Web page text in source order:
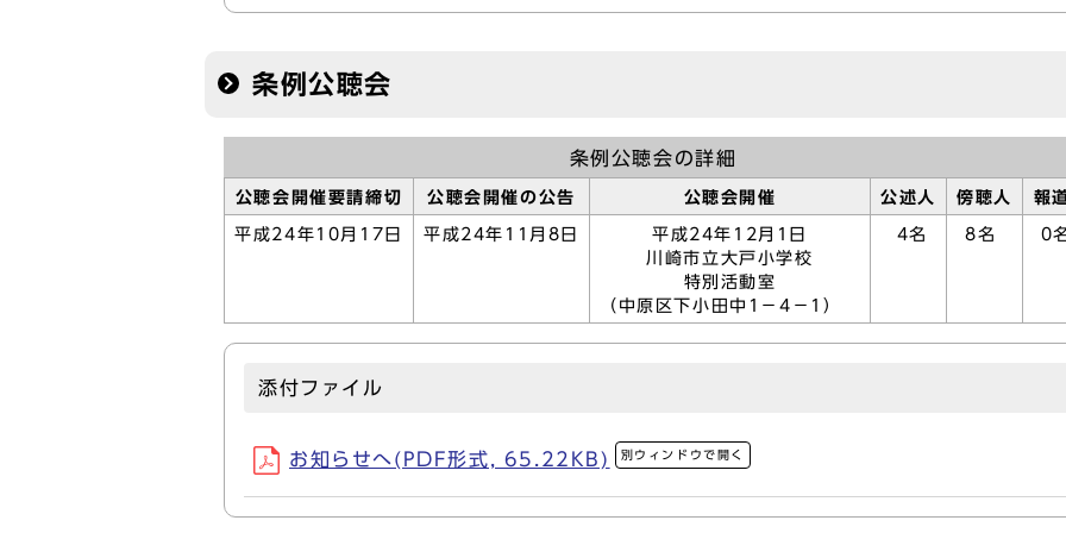
条例公聴会
条例公聴会の詳細
公聴会開催要請締切 公聴会開催の公告 公聴会開催 公述人 傍聴人 報
平成24年10月17日 平成24年11月8日
平成24年12月1日
川崎市立大戸小学校
特別活動室
（中原区下小田中1－4－1）
4名 8名 0
添付ファイル
お知らせへ(PDF形式, 65.22KB) 別ウィンドウで開く